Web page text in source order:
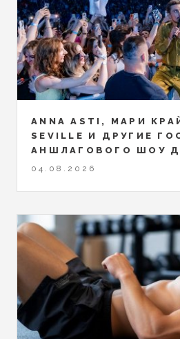
ANNA ASTI, МАРИ
SEVILLE И ДРУГИЕ
АНШЛАГОВОГО ШОУ
04.08.2026